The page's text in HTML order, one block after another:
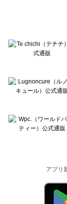
アプリ